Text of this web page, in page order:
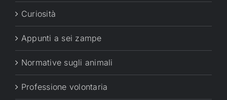
Curiosità
Appunti a sei zampe
Normative sugli animali
Professione volontaria